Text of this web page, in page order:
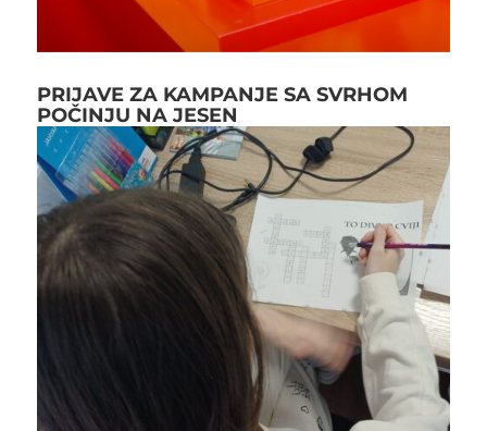
PRIJAVE ZA KAMPANJE SA SVRHOM
POČINJU NA JESEN